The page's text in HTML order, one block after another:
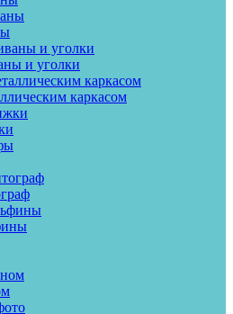
и уголки
каркасом